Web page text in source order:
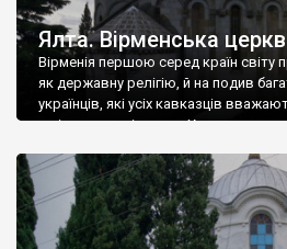
Ялта. Вірменська
Вірменія першою серед країн світу
як державну релігію, й на подив
українців, які усіх кавказців
є відданими вірянами Христа